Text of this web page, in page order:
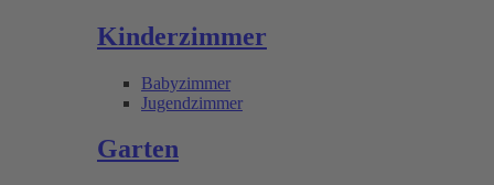
Kinderzimmer
Babyzimmer
Jugendzimmer
Garten